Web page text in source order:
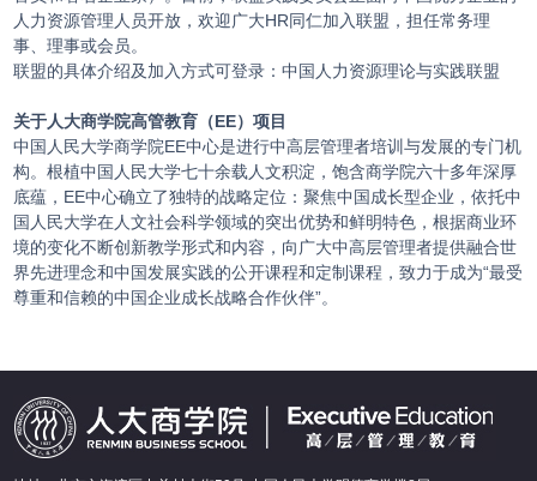
人力资源管理人员开放，欢迎广大HR同仁加入联盟，担任常务理
事、理事或会员。
联盟的具体介绍及加入方式可登录：中国人力资源理论与实践联盟
关于人大商学院高管教育（EE）项目
中国人民大学商学院EE中心是进行中高层管理者培训与发展的专门机
构。根植中国人民大学七十余载人文积淀，饱含商学院六十多年深厚
底蕴，EE中心确立了独特的战略定位：聚焦中国成长型企业，依托中
国人民大学在人文社会科学领域的突出优势和鲜明特色，根据商业环
境的变化不断创新教学形式和内容，向广大中高层管理者提供融合世
界先进理念和中国发展实践的公开课程和定制课程，致力于成为“最受
尊重和信赖的中国企业成长战略合作伙伴”。